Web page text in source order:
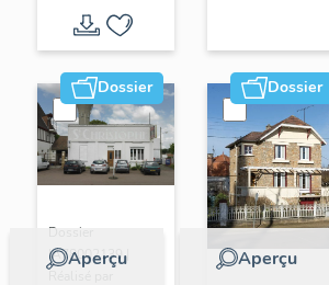
Dossier
Aperçu
Dossier
IA78002139 |
Dossier
Aperçu